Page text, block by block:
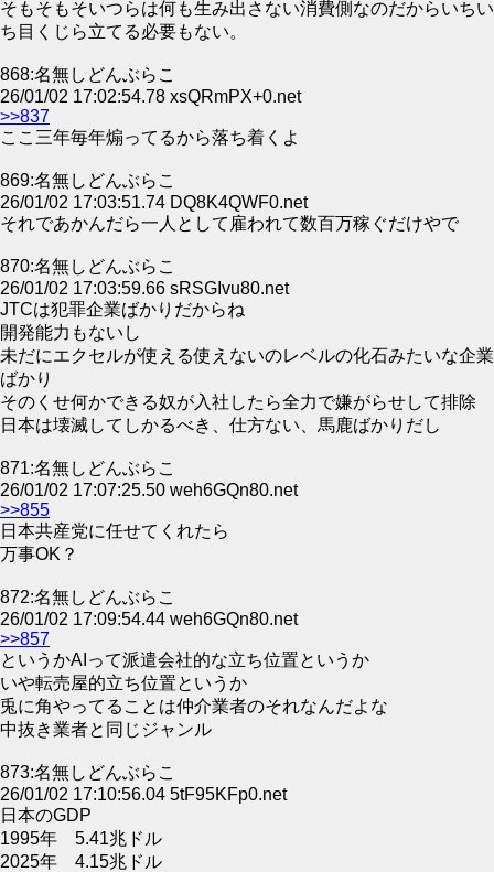
そもそもそいつらは何も生み出さない消費側なのだからいちい
ち目くじら立てる必要もない。
868:名無しどんぶらこ
26/01/02 17:02:54.78 xsQRmPX+0.net
>>837
ここ三年毎年煽ってるから落ち着くよ
869:名無しどんぶらこ
26/01/02 17:03:51.74 DQ8K4QWF0.net
それであかんだら一人として雇われて数百万稼ぐだけやで
870:名無しどんぶらこ
26/01/02 17:03:59.66 sRSGIvu80.net
JTCは犯罪企業ばかりだからね
開発能力もないし
未だにエクセルが使える使えないのレベルの化石みたいな企業
ばかり
そのくせ何かできる奴が入社したら全力で嫌がらせして排除
日本は壊滅してしかるべき、仕方ない、馬鹿ばかりだし
871:名無しどんぶらこ
26/01/02 17:07:25.50 weh6GQn80.net
>>855
日本共産党に任せてくれたら
万事OK？
872:名無しどんぶらこ
26/01/02 17:09:54.44 weh6GQn80.net
>>857
というかAIって派遣会社的な立ち位置というか
いや転売屋的立ち位置というか
兎に角やってることは仲介業者のそれなんだよな
中抜き業者と同じジャンル
873:名無しどんぶらこ
26/01/02 17:10:56.04 5tF95KFp0.net
日本のGDP
1995年 5.41兆ドル
2025年 4.15兆ドル